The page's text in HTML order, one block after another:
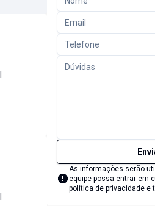
As informações serão
equipe possa entrar em
política de privacidade e